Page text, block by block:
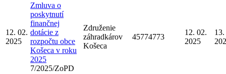
12. 02.
2025
Zmluva o
poskytnutí
finančnej
dotácie z
rozpočtu obce
Košeca v roku
2025
7/2025/ZoPD
Združenie
záhradkárov
Košeca
45774773
12. 02.
2025